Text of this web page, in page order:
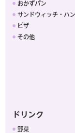
おかずパン
サンドウィッチ・ハ
ピザ
その他
ドリンク
野菜